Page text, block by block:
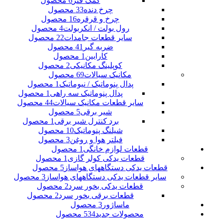
چرخ دنده33 محصول
چرخ و قرقره16 محصول
رول بولت / انکربولت4 محصول
سایر قطعات جامدات22 محصول
ضربه گیر 41 محصول
کارابین 1 محصول
کوپلینگ مکانیکی2 محصول
مکانیک سیالات69 محصول
پدال پنوماتیک / نیوماتیک 1 محصول
پدال پنوماتیک سه راهی 1 محصول
سایر قطعات مکانیک سیالات44 محصول
شیر برقی5 محصول
برد کنترل شیر برقی 1 محصول
شیلنگ پنوماتیک10 محصول
فیلتر هوا و روغن3 محصول
قطعات لوازم خانگی 1 محصول
قطعات یدکی کولر گازی 1 محصول
قطعات یدکی دستگاههای هواساز5 محصول
سایر قطعات یدکی دستگاههای هواساز 3 محصول
قطعات یدکی بخور سرد2 محصول
قطعات برقی بخور سرد2 محصول
ماساژور3 محصول
محصولات جدید534 محصول